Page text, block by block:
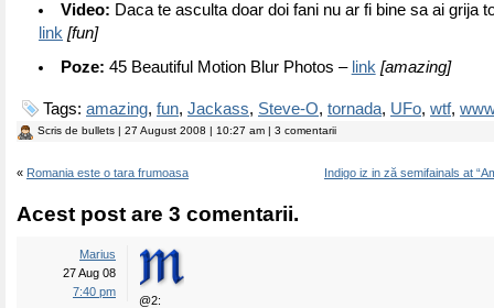
Video: Daca te asculta doar doi fani nu ar fi bine sa ai grija
link [fun]
Poze: 45 Beautiful Motion Blur Photos – link [amazing]
Tags: amazing, fun, Jackass, Steve-O, tornada, UFo, wtf,
Scris de bullets | 27 August 2008 | 10:27 am | 3 comentarii
« Romania este o tara frumoasa Indigo iz in ză semifainals at
Acest post are 3 comentarii.
Marius
27 Aug 08
7:40 pm
@2: